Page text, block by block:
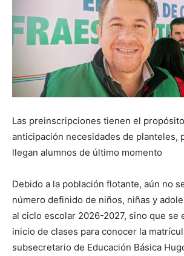
Las preinscripciones tienen el
anticipación necesidades de planteles,
llegan alumnos de último momento
Debido a la población flotante, aún no
número definido de niños, niñas y
al ciclo escolar 2026-2027, sino que se
inicio de clases para conocer la
subsecretario de Educación Básica